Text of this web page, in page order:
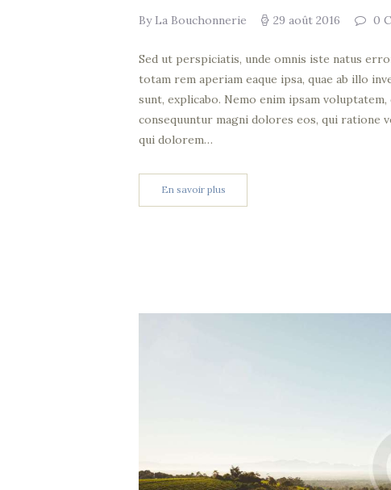
By La Bouchonnerie 29 août 2016 0
Sed ut perspiciatis, unde omnis iste natus
totam rem aperiam eaque ipsa, quae ab illo
sunt, explicabo. Nemo enim ipsam
consequuntur magni dolores eos, qui ratione
qui dolorem…
En savoir plus